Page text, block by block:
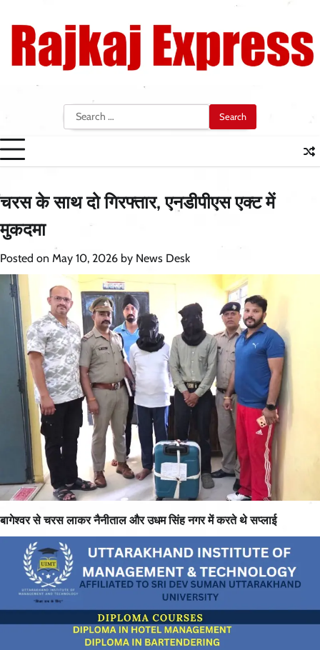
content
Search
for:
चरस के साथ दो गिरफ्तार, एनडीपीएस एक्ट में
मुकदमा
Posted on May 10, 2026 by News Desk
बागेश्वर से चरस लाकर नैनीताल और उधम सिंह नगर में करते थे सप्लाई